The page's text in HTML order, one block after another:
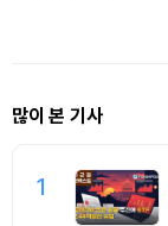
많이 본 기사
1